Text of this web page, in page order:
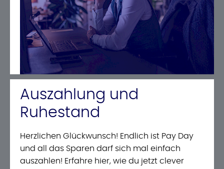
Auszahlung und
Ruhestand
Herzlichen Glückwunsch! Endlich ist Pay Day
und all das Sparen darf sich mal einfach
auszahlen! Erfahre hier, wie du jetzt clever